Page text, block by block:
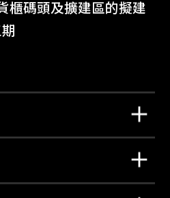
櫃碼頭及擴建區的擬建